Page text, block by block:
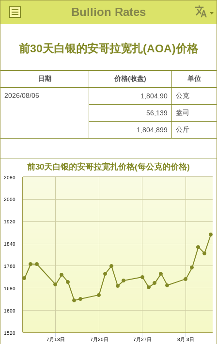
Bullion Rates
前30天白银的安哥拉宽扎(AOA)价格
日期 价格(收盘) 单位
2026/08/06 1,804.90 公克
56,139 盎司
1,804,899 公斤
前30天白银的安哥拉宽扎价格(每公克的价格)
1520
1600
1680
1760
1840
1920
2000
2080
7月13日 7月20日 7月27日 8月 3日